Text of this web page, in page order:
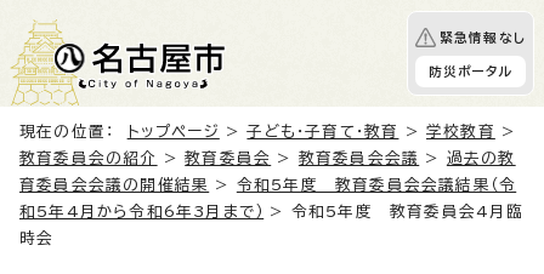
緊急情報なし
防災ポータル
現在の位置： トップページ >子ども・子育て・教育 >学校教育
>
教育委員会の紹介
>教育委員会 > 教育委員会会議 > 過去の教
育委員会会議の開催結果
> 令和5年度 教育委員会会議結果（令
和5年4月から令和6年3月まで）
> 令和5年度 教育委員会4月臨
時会